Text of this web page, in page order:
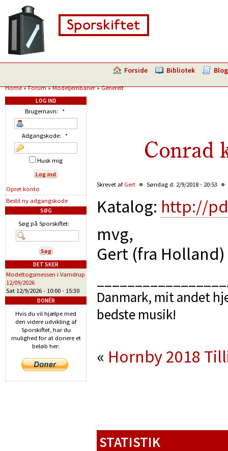
Forside Bibliotek Blog
Home»Forum»Modeljernbaner»Generelt
Conrad
Skrevet af Gert Søndag d. 2/9/2018 - 20:53
Katalog: http://
mvg,
Gert (fra Holland)
Danmark, mit andet
bedste musik!
« Hornby 2018
STATISTIK
LOG IND
Brugernavn: *
Adgangskode: *
Husk mig
Opret konto
Bestil ny adgangskode
SØG
Søg på Sporskiftet:
DET SKER
Modeltogsmessen i Vamdrup
12/09/2026
Sat 12/9/2026 - 10:00 - 15:30
DONÉR
Hvis du vil hjælpe med
den videre udvikling af
Sporskiftet, har du
mulighed for at donere et
beløb her: